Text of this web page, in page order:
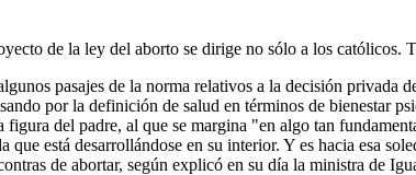
de la ley del aborto se dirige no sólo a los
pasajes de la norma relativos a la decisión
por la definición de salud en términos de bienestar
del padre, al que se margina "en algo tan
está desarrollándose en su interior. Y es hacia esa
de abortar, según explicó en su día la ministra de